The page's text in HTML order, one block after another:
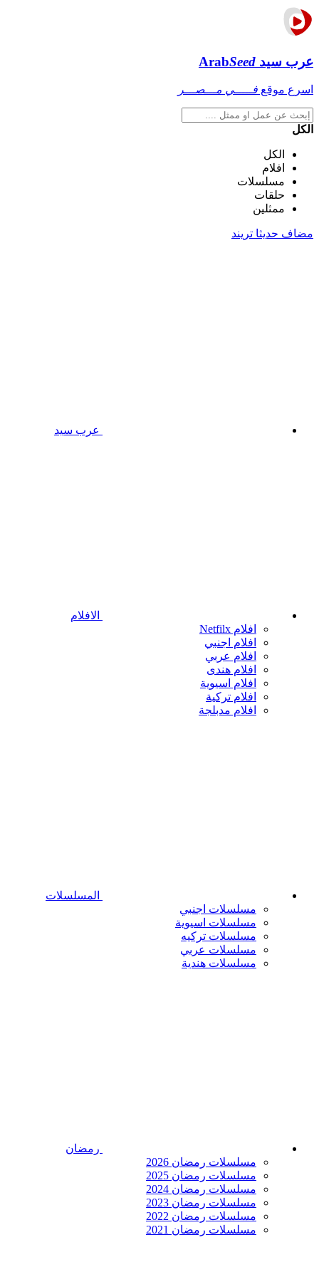
عرب سيد ArabSeed
اسرع موقع فـــــي مـــصـــر
الكل
الكل
افلام
مسلسلات
حلقات
ممثلين
مضاف حديثا تريند
عرب سيد
الافلام
افلام Netfilx
افلام اجنبي
افلام عربي
افلام هندى
افلام اسيوية
افلام تركية
افلام مدبلجة
المسلسلات
مسلسلات اجنبي
مسلسلات اسيوية
مسلسلات تركيه
مسلسلات عربي
مسلسلات هندية
رمضان
مسلسلات رمضان 2026
مسلسلات رمضان 2025
مسلسلات رمضان 2024
مسلسلات رمضان 2023
مسلسلات رمضان 2022
مسلسلات رمضان 2021